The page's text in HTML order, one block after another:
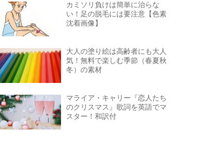
カミソリ負けは簡単に治らな
い！足の脱毛には要注意【色素
沈着画像】
大人の塗り絵は高齢者にも大人
気！無料で楽しむ季節（春夏秋
冬）の素材
マライア・キャリー『恋人たち
のクリスマス』歌詞を英語でマ
スター！和訳付